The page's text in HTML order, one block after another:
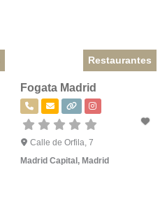
Restaurantes
Fogata Madrid
Calle de Orfila, 7
Madrid Capital,Madrid